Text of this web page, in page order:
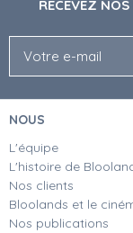
RECEVEZ
NOUS
L'équipe
L'histoire de
Nos clients
Bloolands et le
Nos publications